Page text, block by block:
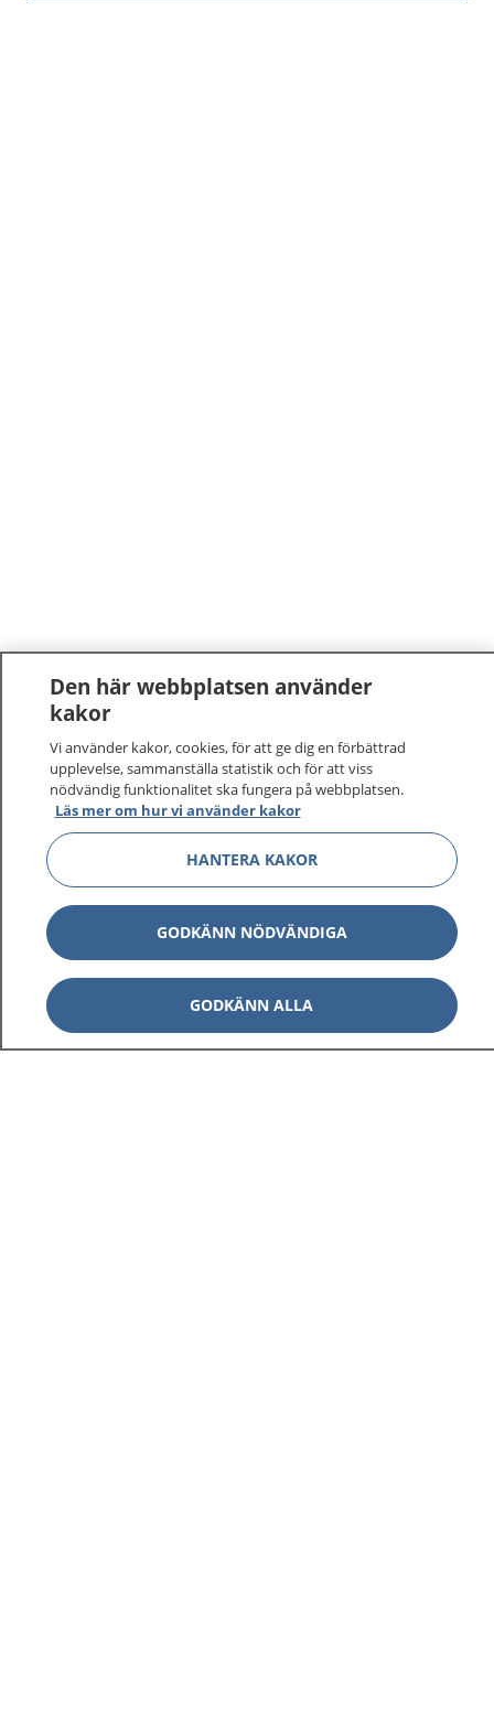
Den här webbplatsen använder
kakor
Vi använder kakor, cookies, för att ge dig en förbättrad
upplevelse, sammanställa statistik och för att viss
nödvändig funktionalitet ska fungera på webbplatsen.
Läs mer om hur vi använder kakor
HANTERA KAKOR
GODKÄNN NÖDVÄNDIGA
GODKÄNN ALLA